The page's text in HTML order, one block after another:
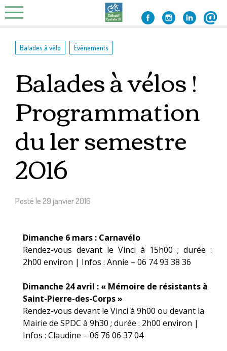
Skip
to
Balades à vélo Événements
Balades à vélos !
Programmation
du 1er semestre
2016
Posté le 29 janvier 2016
Dimanche 6 mars : Carnavélo
Rendez-vous devant le Vinci à 15h00 ; durée :
2h00 environ | Infos : Annie – 06 74 93 38 36
Dimanche 24 avril : « Mémoire de résistants à
Saint-Pierre-des-Corps »
Rendez-vous devant le Vinci à 9h00 ou devant la
Mairie de SPDC à 9h30 ; durée : 2h00 environ |
Infos : Claudine – 06 76 06 37 04